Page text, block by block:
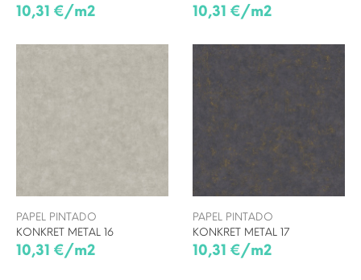
10,31 €/m2 10,31 €/m2
PAPEL PINTADO
KONKRET METAL 16
10,31 €/m2
PAPEL PINTADO
KONKRET METAL 17
10,31 €/m2